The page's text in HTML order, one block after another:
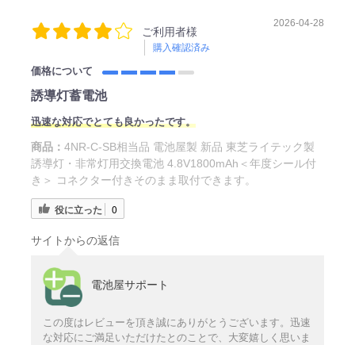
ご利用者様
購入確認済み
2026-04-28
価格について
誘導灯蓄電池
迅速な対応でとても良かったです。
商品： 4NR-C-SB相当品 電池屋製 新品 東芝ライテック製
誘導灯・非常灯用交換電池 4.8V1800mAh＜年度シール付
き＞ コネクター付きそのまま取付できます。
役に立った 0
サイトからの返信
電池屋サポート
この度はレビューを頂き誠にありがとうございます。迅速
な対応にご満足いただけたとのことで、大変嬉しく思いま